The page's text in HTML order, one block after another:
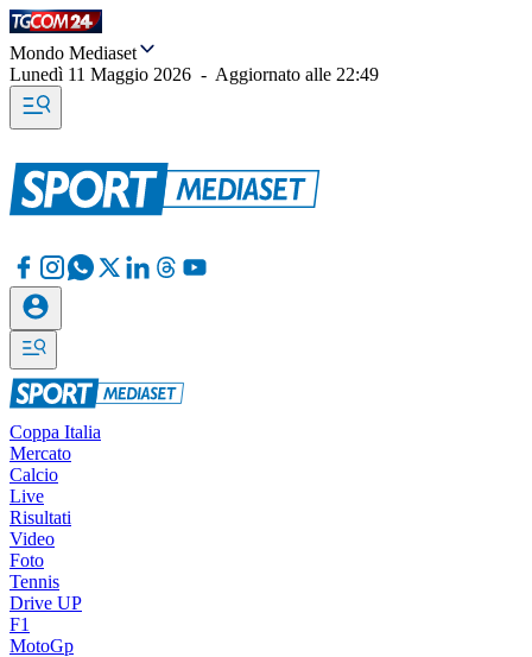
Mondo Mediaset
Lunedì 11 Maggio 2026 - Aggiornato alle 22:49
Coppa Italia
Mercato
Calcio
Live
Risultati
Video
Foto
Tennis
Drive UP
F1
MotoGp